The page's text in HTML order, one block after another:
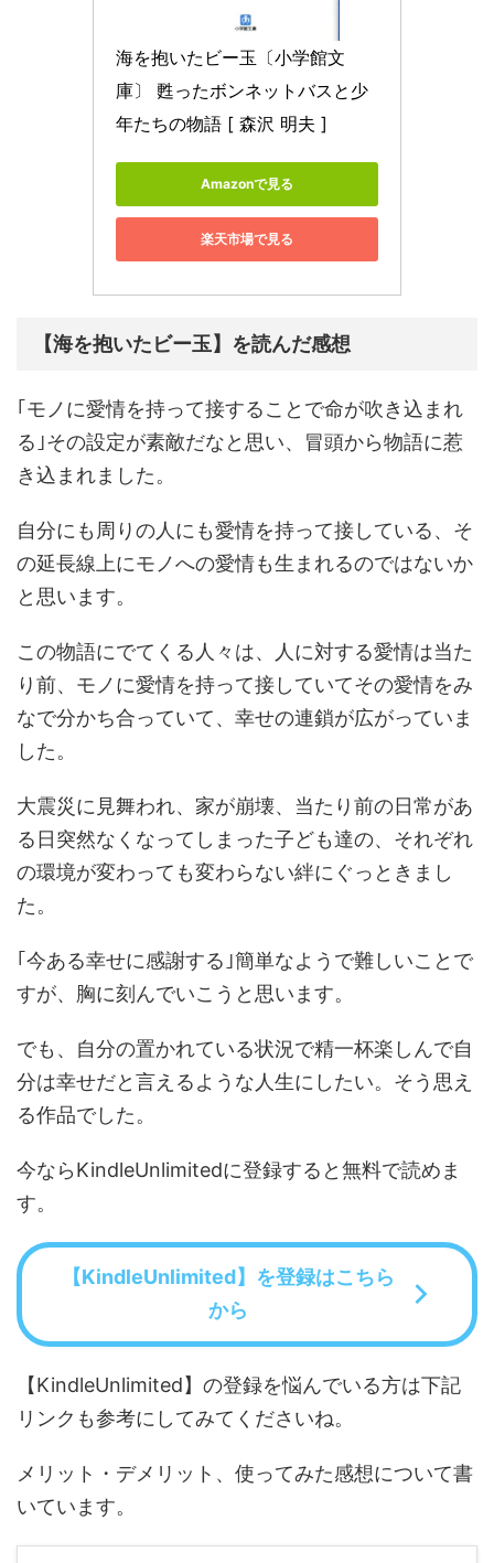
海を抱いたビー玉〔小学館文
庫〕 甦ったボンネットバスと少
年たちの物語 [ 森沢 明夫 ]
Amazonで見る
楽天市場で見る
【海を抱いたビー玉】を読んだ感想
｢モノに愛情を持って接することで命が吹き込まれ
る｣その設定が素敵だなと思い、冒頭から物語に惹
き込まれました。
自分にも周りの人にも愛情を持って接している、そ
の延長線上にモノへの愛情も生まれるのではないか
と思います。
この物語にでてくる人々は、人に対する愛情は当た
り前、モノに愛情を持って接していてその愛情をみ
なで分かち合っていて、幸せの連鎖が広がっていま
した。
大震災に見舞われ、家が崩壊、当たり前の日常があ
る日突然なくなってしまった子ども達の、それぞれ
の環境が変わっても変わらない絆にぐっときまし
た。
｢今ある幸せに感謝する｣簡単なようで難しいことで
すが、胸に刻んでいこうと思います。
でも、自分の置かれている状況で精一杯楽しんで自
分は幸せだと言えるような人生にしたい。そう思え
る作品でした。
今ならKindleUnlimitedに登録すると無料で読めま
す。
【KindleUnlimited】を登録はこちら
から
【KindleUnlimited】の登録を悩んでいる方は下記
リンクも参考にしてみてくださいね。
メリット・デメリット、使ってみた感想について書
いています。